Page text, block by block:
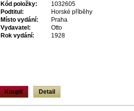
Kód položky:
1032605
Podtitul:
Horské příběhy
Místo vydání:
Praha
Vydavatel:
Otto
Rok vydání:
1928
Koupit Detail